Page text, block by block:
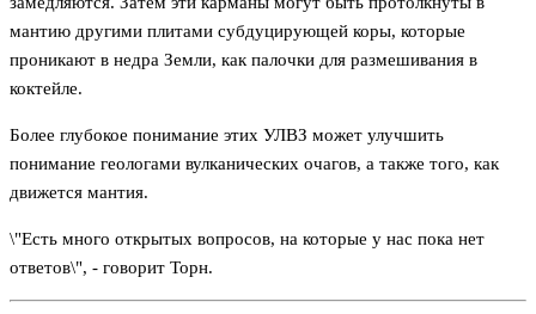
мантию другими плитами субдуцирующей коры, которые
проникают в недра Земли, как палочки для размешивания в
коктейле.
Более глубокое понимание этих УЛВЗ может улучшить
понимание геологами вулканических очагов, а также того, как
движется мантия.
\"Есть много открытых вопросов, на которые у нас пока нет
ответов\", - говорит Торн.